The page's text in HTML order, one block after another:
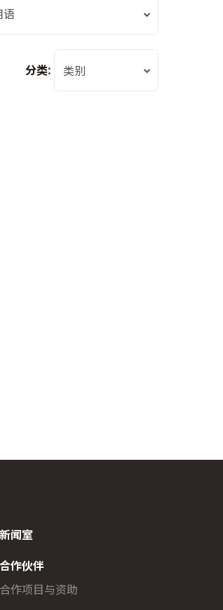
语
分类: 类别
新闻室
合作伙伴
合作项目与资助